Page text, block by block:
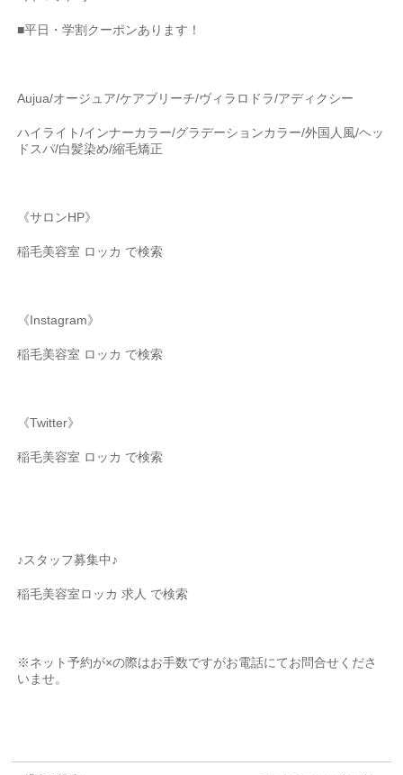
■平日・学割クーポンあります！
Aujua/オージュア/ケアブリーチ/ヴィラロドラ/アディクシー
ハイライト/インナーカラー/グラデーションカラー/外国人風/ヘッ
ドスパ/白髪染め/縮毛矯正
《サロンHP》
稲毛美容室 ロッカ で検索
《Instagram》
稲毛美容室 ロッカ で検索
《Twitter》
稲毛美容室 ロッカ で検索
♪スタッフ募集中♪
稲毛美容室ロッカ 求人 で検索
※ネット予約が×の際はお手数ですがお電話にてお問合せくださ
いませ。